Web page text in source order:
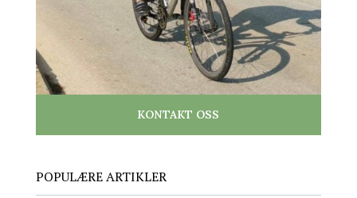
KONTAKT OSS
POPULÆRE ARTIKLER